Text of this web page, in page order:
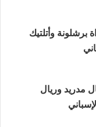
برشلونة وأتلتيك
مدريد وريال